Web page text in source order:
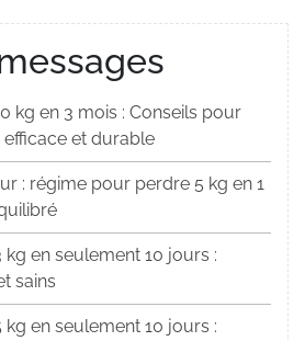
kg en 3 mois : Conseils pour
et durable
: régime pour perdre 5 kg en 1
en seulement 10 jours :
sains
en seulement 10 jours :